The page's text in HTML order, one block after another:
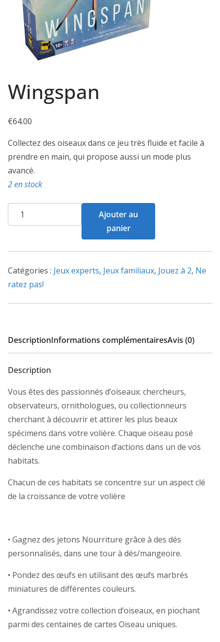
Wingspan
€64.00
Collectez des oiseaux dans ce jeu très fluide et facile à
prendre en main, qui propose aussi un mode plus
avancé.
2 en stock
quantité
de
Ajouter au
panier
Catégories : Jeux experts, Jeux familiaux, Jouez à 2, Ne
ratez pas!
DescriptionInformations complémentairesAvis (0)
Description
Vous êtes des passionnés d’oiseaux: chercheurs,
observateurs, ornithologues, ou collectionneurs
cherchant à découvrir et attirer les plus beaux
spécimens dans votre volière. Chaque oiseau posé
déclenche une combinaison d’actions dans un de vos
habitats.
Chacun de ces habitats se concentre sur un aspect clé
de la croissance de votre volière
• Gagnez des jetons Nourriture grâce à des dés
personnalisés, dans une tour à dés/mangeoire.
• Pondez des œufs en utilisant des œufs marbrés
miniatures de différentes couleurs.
• Agrandissez votre collection d’oiseaux, en piochant
parmi des centaines de cartes Oiseau uniques.